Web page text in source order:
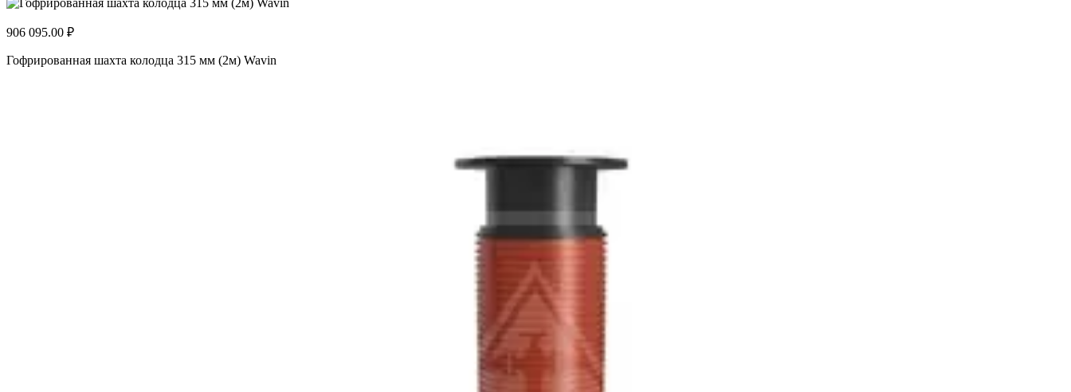
906 095.00 ₽
Гофрированная шахта колодца 315 мм (2м) Wavin